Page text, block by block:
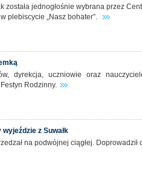
została jednogłośnie wybrana przez
plebiscycie „Nasz bohater”.
dyrekcja, uczniowie oraz
Rodzinny.
z Suwałk
na podwójnej ciągłej. Doprowadził